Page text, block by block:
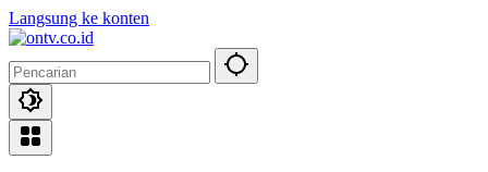
Langsung ke konten